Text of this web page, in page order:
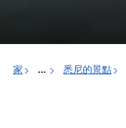
家 ... 悉尼的景點